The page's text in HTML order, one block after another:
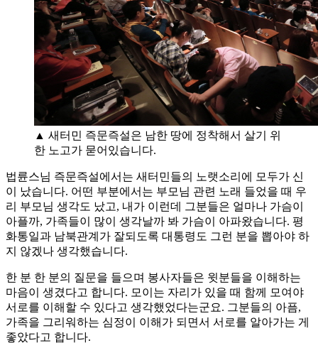
▲ 새터민 즉문즉설은 남한 땅에 정착해서 살기 위
한 노고가 묻어있습니다.
법륜스님 즉문즉설에서는 새터민들의 노랫소리에 모두가 신
이 났습니다. 어떤 부분에서는 부모님 관련 노래 들었을 때 우
리 부모님 생각도 났고, 내가 이런데 그분들은 얼마나 가슴이
아플까, 가족들이 많이 생각날까 봐 가슴이 아파왔습니다. 평
화통일과 남북관계가 잘되도록 대통령도 그런 분을 뽑아야 하
지 않겠나 생각했습니다.
한 분 한 분의 질문을 들으며 봉사자들은 윗분들을 이해하는
마음이 생겼다고 합니다. 모이는 자리가 있을 때 함께 모여야
서로를 이해할 수 있다고 생각했었다는군요. 그분들의 아픔,
가족을 그리워하는 심정이 이해가 되면서 서로를 알아가는 게
좋았다고 합니다.